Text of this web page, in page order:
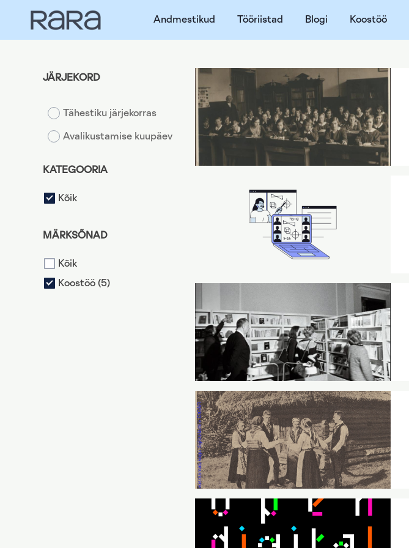
Andmestikud Tööriistad Blogi Koostöö
JÄRJEKORD
Tähestiku järjekorras
Avalikustamise kuupäev
KATEGOORIA
Kõik
MÄRKSÕNAD
Kõik
Koostöö (5)